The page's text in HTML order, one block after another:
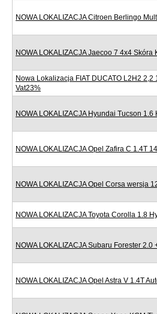
NOWA LOKALIZACJA Citroen Berlingo
NOWA LOKALIZACJA Jaecoo 7 4x4
Nowa Lokalizacja FIAT DUCATO L2H2
Vat23%
NOWA LOKALIZACJA Hyundai Tucson
NOWA LOKALIZACJA Opel Zafira C 1.4T
NOWA LOKALIZACJA Opel Corsa wersja
NOWA LOKALIZACJA Toyota Corolla 1.8
NOWA LOKALIZACJA Subaru Forester
NOWA LOKALIZACJA Opel Astra V 1.4T